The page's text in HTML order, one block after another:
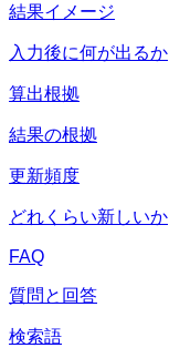
結果イメージ
入力後に何が出るか
算出根拠
結果の根拠
更新頻度
どれくらい新しいか
FAQ
質問と回答
検索語